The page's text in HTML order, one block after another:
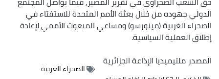
الدولي جهوده من خلال بعثة الأمم المتحدة للاستفتاء في
الصحراء الغربية (مينورسو) ومساعي المبعوث الأممي لإعادة
إطلاق العملية السياسية.
المصدرملتيميديا الإذاعة الجزائرية
الصحراء الغربية